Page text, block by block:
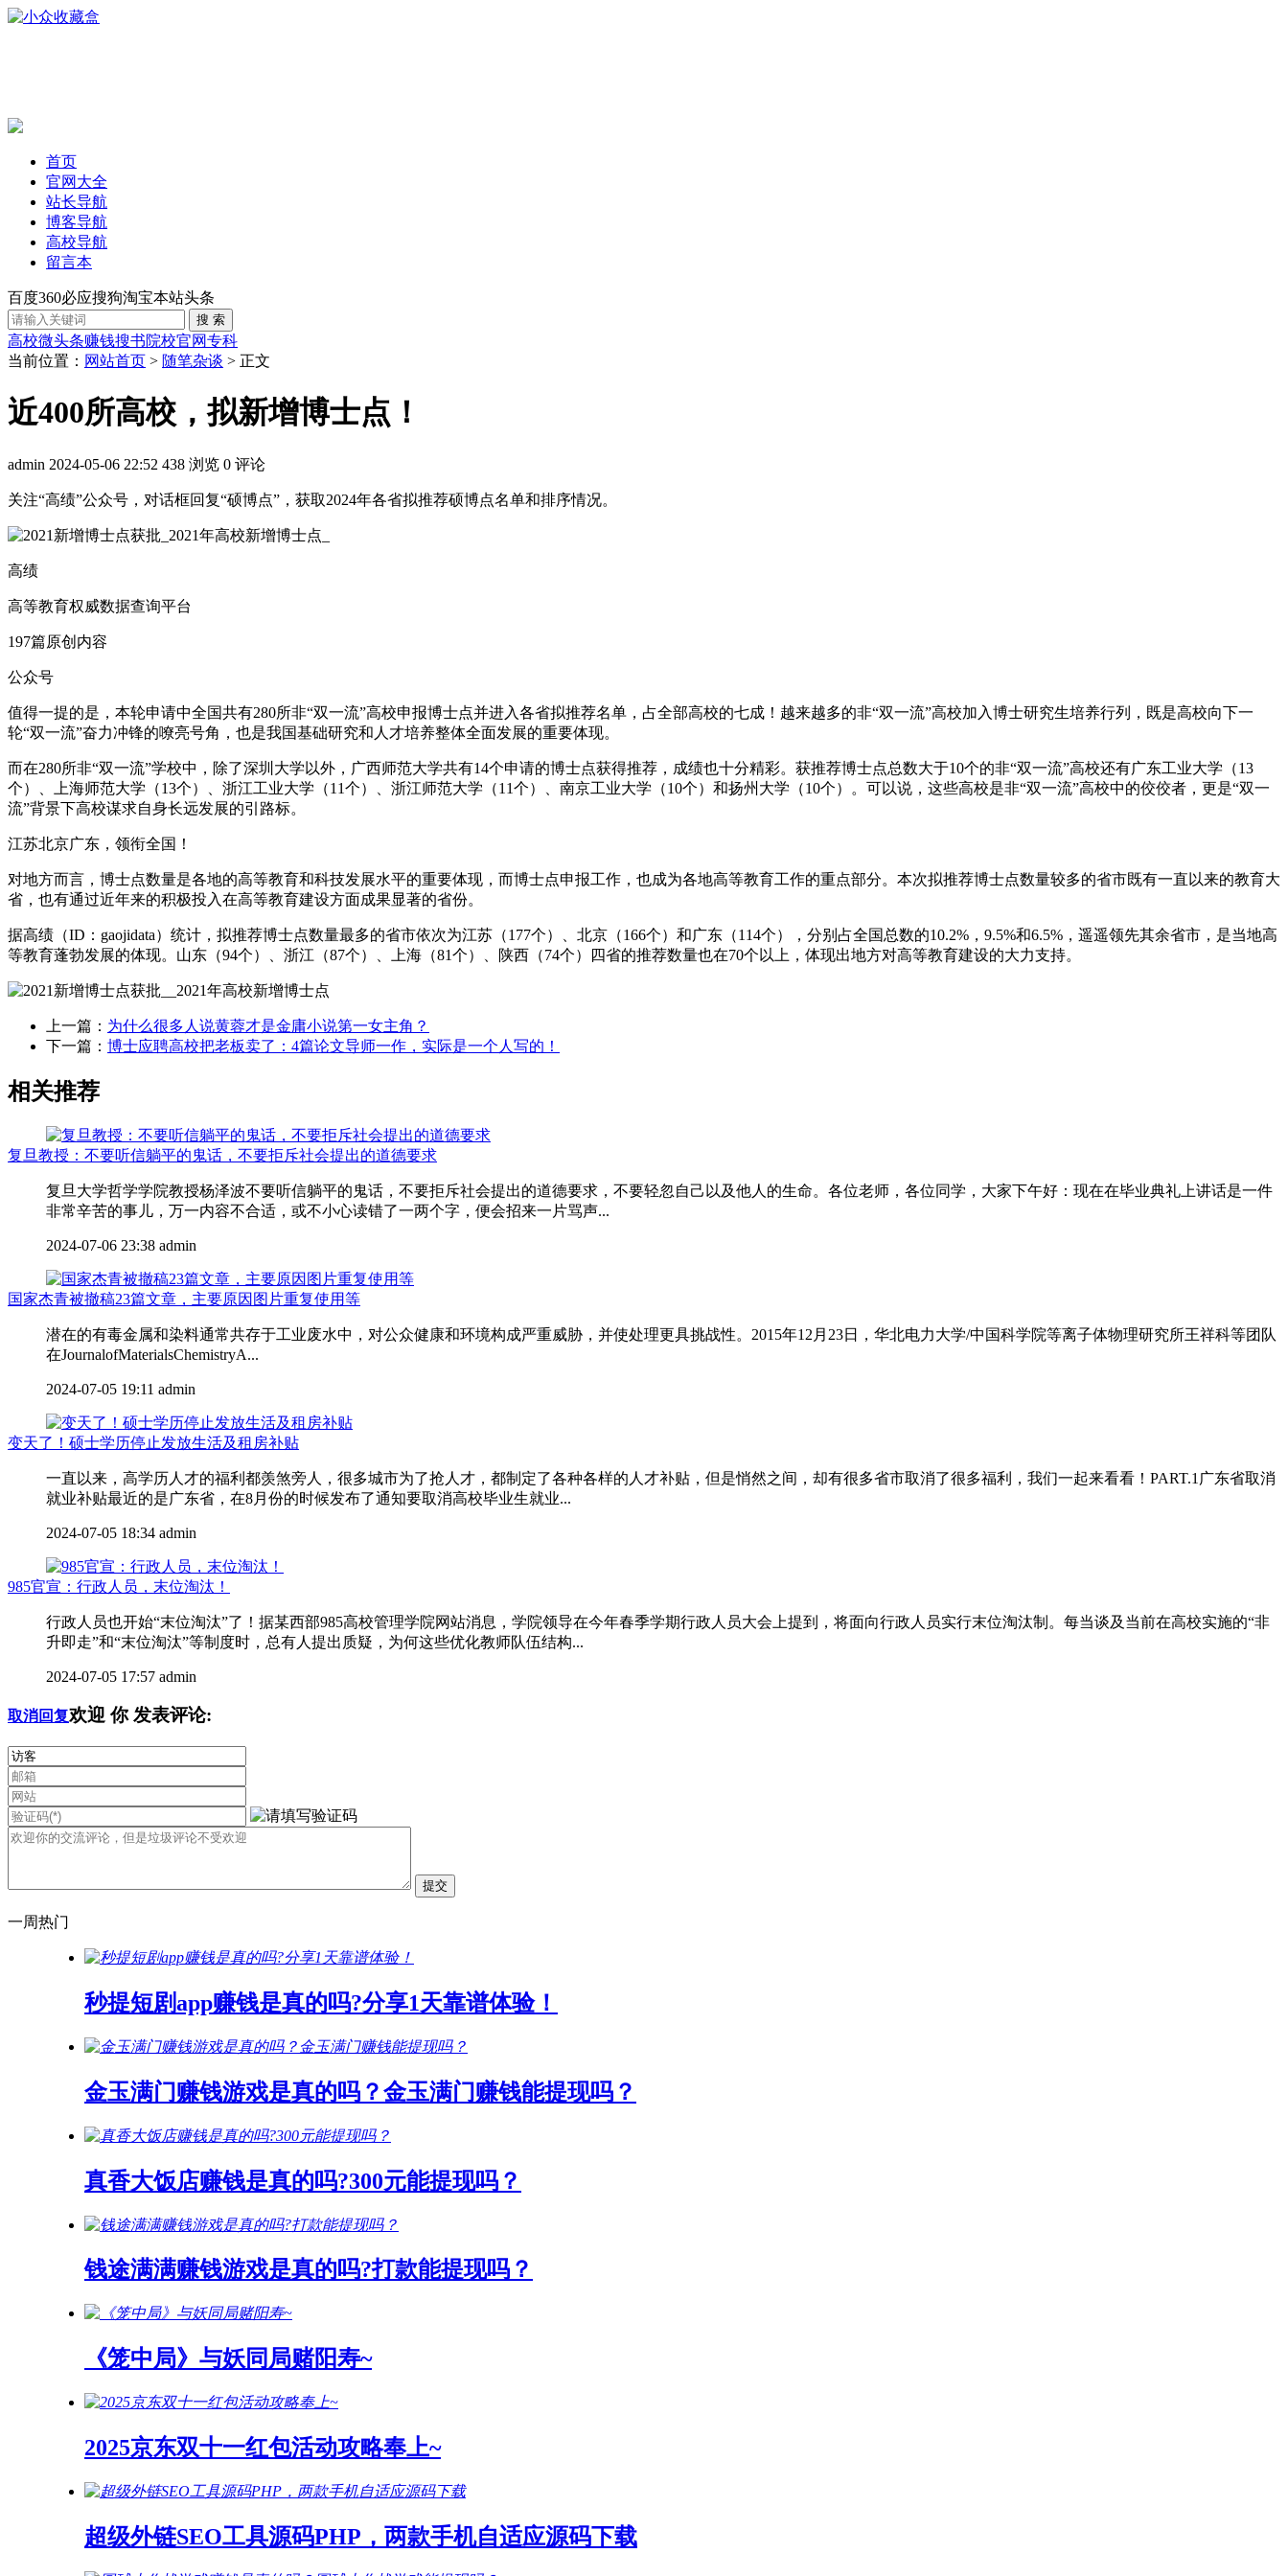
首页
官网大全
站长导航
博客导航
高校导航
留言本
百度360必应搜狗淘宝本站头条
高校微头条赚钱搜书院校官网专科
当前位置： 网站首页 > 随笔杂谈 > 正文
近400所高校，拟新增博士点！
admin 2024-05-06 22:52 438 浏览 0 评论
关注“高绩”公众号，对话框回复“硕博点”，获取2024年各省拟推荐硕博点名单和排序情况。
高绩
高等教育权威数据查询平台
197篇原创内容
公众号
值得一提的是，本轮申请中全国共有280所非“双一流”高校申报博士点并进入各省拟推荐名单，占全部高校的七成！越来越多的非“双一流”高校加入博士研究生培养行列，既是高校向下一
轮“双一流”奋力冲锋的嘹亮号角，也是我国基础研究和人才培养整体全面发展的重要体现。
而在280所非“双一流”学校中，除了深圳大学以外，广西师范大学共有14个申请的博士点获得推荐，成绩也十分精彩。获推荐博士点总数大于10个的非“双一流”高校还有广东工业大学（13
个）、上海师范大学（13个）、浙江工业大学（11个）、浙江师范大学（11个）、南京工业大学（10个）和扬州大学（10个）。可以说，这些高校是非“双一流”高校中的佼佼者，更是“双一
流”背景下高校谋求自身长远发展的引路标。
江苏北京广东，领衔全国！
对地方而言，博士点数量是各地的高等教育和科技发展水平的重要体现，而博士点申报工作，也成为各地高等教育工作的重点部分。本次拟推荐博士点数量较多的省市既有一直以来的教育大
省，也有通过近年来的积极投入在高等教育建设方面成果显著的省份。
据高绩（ID：gaojidata）统计，拟推荐博士点数量最多的省市依次为江苏（177个）、北京（166个）和广东（114个），分别占全国总数的10.2%，9.5%和6.5%，遥遥领先其余省市，是当地高
等教育蓬勃发展的体现。山东（94个）、浙江（87个）、上海（81个）、陕西（74个）四省的推荐数量也在70个以上，体现出地方对高等教育建设的大力支持。
上一篇： 为什么很多人说黄蓉才是金庸小说第一女主角？
下一篇： 博士应聘高校把老板卖了：4篇论文导师一作，实际是一个人写的！
相关推荐
复旦教授：不要听信躺平的鬼话，不要拒斥社会提出的道德要求
复旦大学哲学学院教授杨泽波不要听信躺平的鬼话，不要拒斥社会提出的道德要求，不要轻忽自己以及他人的生命。各位老师，各位同学，大家下午好：现在在毕业典礼上讲话是一件
非常辛苦的事儿，万一内容不合适，或不小心读错了一两个字，便会招来一片骂声...
2024-07-06 23:38 admin
国家杰青被撤稿23篇文章，主要原因图片重复使用等
潜在的有毒金属和染料通常共存于工业废水中，对公众健康和环境构成严重威胁，并使处理更具挑战性。2015年12月23日，华北电力大学/中国科学院等离子体物理研究所王祥科等团队
在JournalofMaterialsChemistryA...
2024-07-05 19:11 admin
变天了！硕士学历停止发放生活及租房补贴
一直以来，高学历人才的福利都羡煞旁人，很多城市为了抢人才，都制定了各种各样的人才补贴，但是悄然之间，却有很多省市取消了很多福利，我们一起来看看！PART.1广东省取消
就业补贴最近的是广东省，在8月份的时候发布了通知要取消高校毕业生就业...
2024-07-05 18:34 admin
985官宣：行政人员，末位淘汰！
行政人员也开始“末位淘汰”了！据某西部985高校管理学院网站消息，学院领导在今年春季学期行政人员大会上提到，将面向行政人员实行末位淘汰制。每当谈及当前在高校实施的“非
升即走”和“末位淘汰”等制度时，总有人提出质疑，为何这些优化教师队伍结构...
2024-07-05 17:57 admin
取消回复欢迎 你发表评论:
一周热门
秒提短剧app赚钱是真的吗?分享1天靠谱体验！
金玉满门赚钱游戏是真的吗？金玉满门赚钱能提现吗？
真香大饭店赚钱是真的吗?300元能提现吗？
钱途满满赚钱游戏是真的吗?打款能提现吗？
《笼中局》与妖同局赌阳寿~
2025京东双十一红包活动攻略奉上~
超级外链SEO工具源码PHP，两款手机自适应源码下载